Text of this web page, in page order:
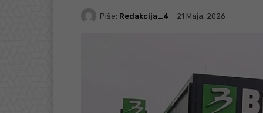
Piše: Redakcija_4 21 Maja, 2026